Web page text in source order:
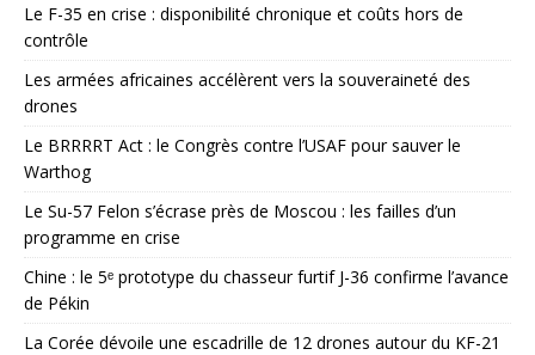
Le F-35 en crise : disponibilité chronique et coûts hors de
contrôle
Les armées africaines accélèrent vers la souveraineté des
drones
Le BRRRRT Act : le Congrès contre l’USAF pour sauver le
Warthog
Le Su-57 Felon s’écrase près de Moscou : les failles d’un
programme en crise
Chine : le 5ᵉ prototype du chasseur furtif J-36 confirme l’avance
de Pékin
La Corée dévoile une escadrille de 12 drones autour du KF-21